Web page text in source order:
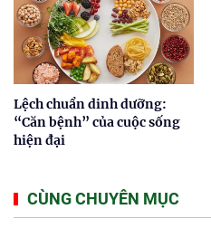
Lệch chuẩn dinh dưỡng:
“Căn bệnh” của cuộc sống
hiện đại
CÙNG CHUYÊN MỤC